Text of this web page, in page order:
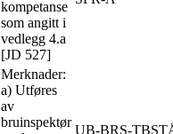
kompetanse
som angitt i
vedlegg 4.a
[JD 527]
Merknader:
a) Utføres
av
bruinspektør
UB-BRS-